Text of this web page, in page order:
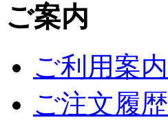
ご案内
ご利用案内
ご注文履歴